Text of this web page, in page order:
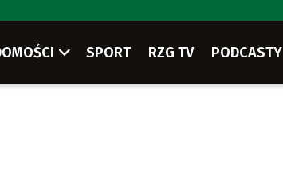
SPORT RZG TV PODCASTY